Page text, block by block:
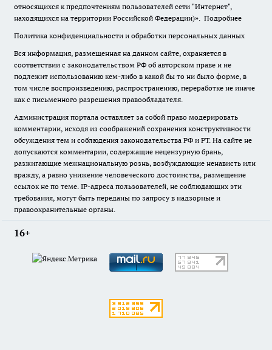
относящихся к предпочтениям пользователей сети "Интернет",
находящихся на территории Российской Федерации)». Подробнее
Политика конфиденциальности и обработки персональных данных
Вся информация, размещенная на данном сайте, охраняется в
соответствии с законодательством РФ об авторском праве и не
подлежит использованию кем-либо в какой бы то ни было форме, в
том числе воспроизведению, распространению, переработке не иначе
как с письменного разрешения правообладателя.
Администрация портала оставляет за собой право модерировать
комментарии, исходя из соображений сохранения конструктивности
обсуждения тем и соблюдения законодательства РФ и РТ. На сайте не
допускаются комментарии, содержащие нецензурную брань,
разжигающие межнациональную рознь, возбуждающие ненависть или
вражду, а равно унижение человеческого достоинства, размещение
ссылок не по теме. IP-адреса пользователей, не соблюдающих эти
требования, могут быть переданы по запросу в надзорные и
правоохранительные органы.
16+